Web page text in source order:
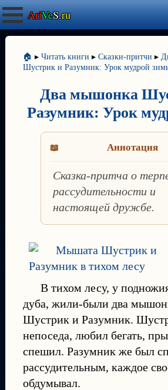
AriVeS.ru
🏠 ▸ Читать книги ▸ Сказки-притчи ▸
Шустрик и Разумник: Урок мудрой
Два мышонка
Разумник: Урок
Аннотация
Сказка-притча о
рассудительности и
настоящей дружбе.
В тихом лесу, у
дуба, жили-были два
Шустрик и Разумник.
непоседа, любил бегать,
спешил. Разумник же был
рассудительным, каждое
обдумывал.